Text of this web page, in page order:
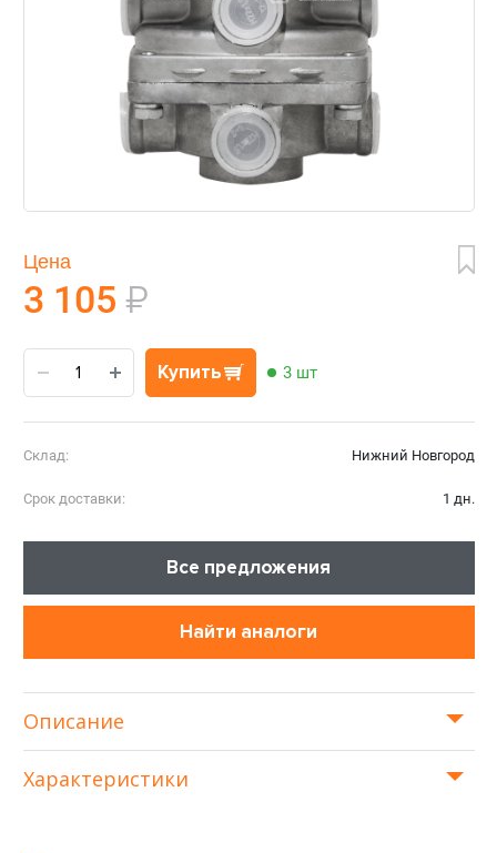
Цена
3 105 ₽
Купить 3 шт
Склад: Нижний Новгород
Срок доставки: 1 дн.
Все предложения
Найти аналоги
Описание
Характеристики